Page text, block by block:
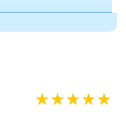
★★★★★